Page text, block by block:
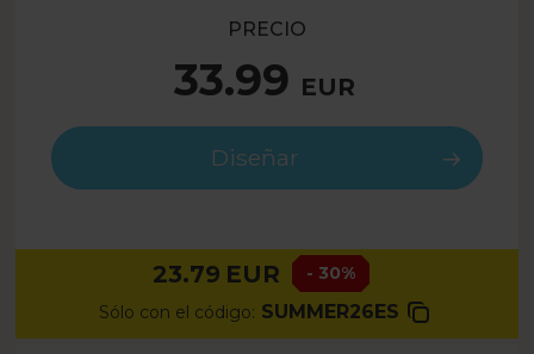
PRECIO
33.99 EUR
Diseñar
23.79 EUR
- 30%
Sólo con el código: SUMMER26ES